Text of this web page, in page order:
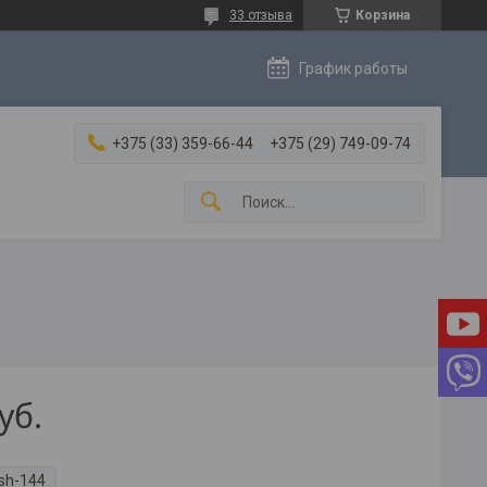
Корзина
33 отзыва
График работы
+375 (33) 359-66-44 +375 (29) 749-09-74
144